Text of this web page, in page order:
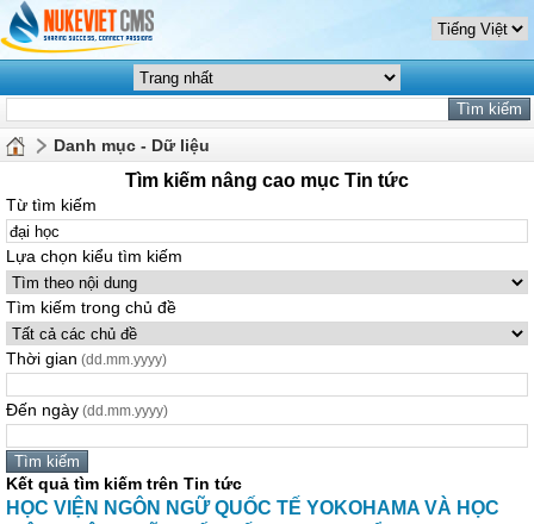
Danh mục - Dữ liệu
Tìm kiếm nâng cao mục Tin tức
Từ tìm kiếm
Lựa chọn kiểu tìm kiếm
Tìm kiếm trong chủ đề
Thời gian (dd.mm.yyyy)
Đến ngày (dd.mm.yyyy)
Kết quả tìm kiếm trên Tin tức
HỌC VIỆN NGÔN NGỮ QUỐC TẾ YOKOHAMA VÀ HỌC